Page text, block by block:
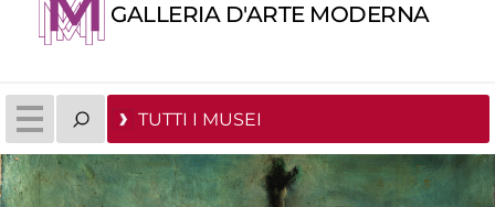
GALLERIA D'ARTE MODERNA
TUTTI I MUSEI